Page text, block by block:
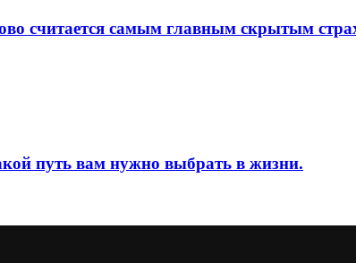
считается самым главным скрытым
путь вам нужно выбрать в жизни.